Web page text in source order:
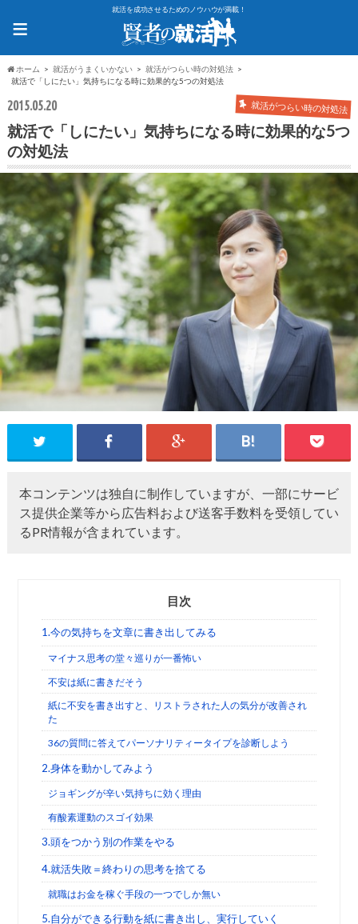
就活を成功させるためのノウハウが満載！
≡
ホーム 就活がうまくいかない
就活がつらい時の対処法
就活で「しにたい」気持ちになる時に効果的な5つの対処法
2015.05.20 就活がつらい時の対処法
就活で「しにたい」気持ちになる時に効果的な5つ
の対処法
本コンテンツは独自に制作していますが、一部にサービ
ス提供企業等から広告料および送客手数料を受領してい
るPR情報が含まれています。
目次
1.今の気持ちを文章に書き出してみる
マイナス思考の堂々巡りが一番怖い
不安は紙に書きだそう
紙に不安を書き出すと、リストラされた人の気分が改善され
た
36の質問に答えてパーソナリティータイプを診断しよう
2.身体を動かしてみよう
ジョギングが辛い気持ちに効く理由
有酸素運動のスゴイ効果
3.頭をつかう別の作業をやる
4.就活失敗＝終わりの思考を捨てる
就職はお金を稼ぐ手段の一つでしか無い
5.自分ができる行動を紙に書き出し、実行していく